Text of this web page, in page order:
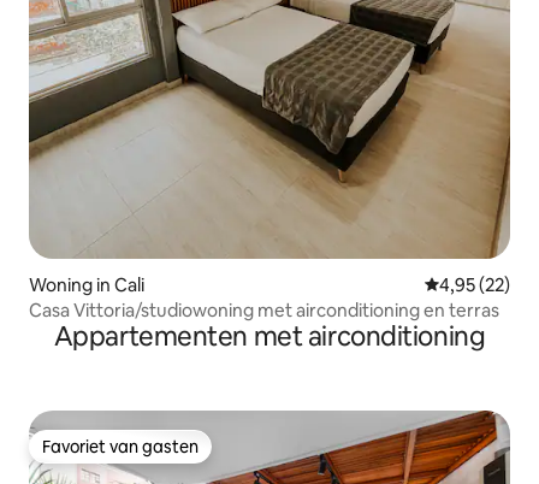
Woning in Cali Gemiddelde
4,95 (22)
Casa Vittoria/studiowoning met airconditioning en terras
Appartementen met airconditioning
Favoriet van gasten
Favoriet van gasten